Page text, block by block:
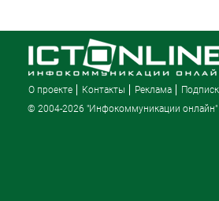
О проекте Контакты Реклама
© 2004-2026 "Инфокоммуникации онлайн"